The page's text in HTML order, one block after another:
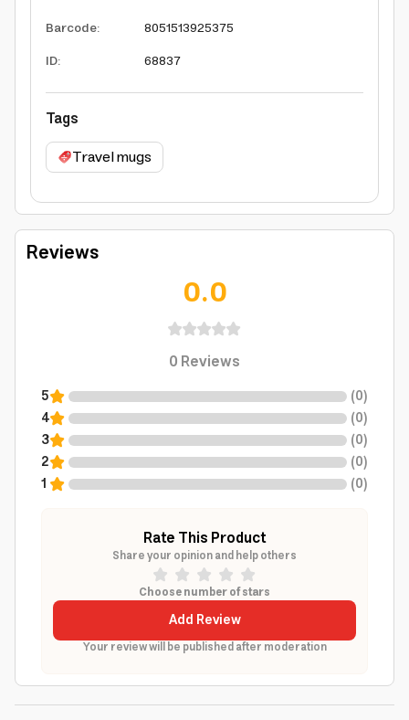
Barcode:
8051513925375
ID: 68837
Tags
Travel mugs
Reviews
0.0
0Reviews
5 (0)
4
(0)
3
(0)
2
(0)
1
(0)
Rate This Product
Share your opinion and help others
Choose number of stars
Add Review
Your review will be published after moderation